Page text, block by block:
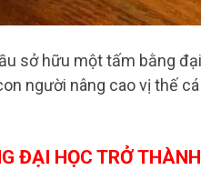
sở hữu một tấm bằng
người nâng cao vị thế
ĐẠI HỌC TRỞ